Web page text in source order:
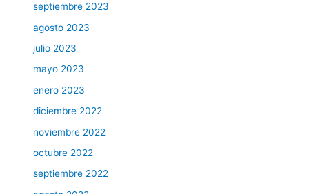
septiembre 2023
agosto 2023
julio 2023
mayo 2023
enero 2023
diciembre 2022
noviembre 2022
octubre 2022
septiembre 2022